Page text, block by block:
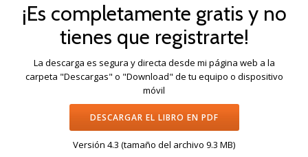
¡Es completamente gratis y no
tienes que registrarte!
La descarga es segura y directa desde mi página web a la
carpeta "Descargas" o "Download" de tu equipo o dispositivo
móvil
DESCARGAR EL LIBRO EN PDF
Versión 4.3 (tamaño del archivo 9.3 MB)